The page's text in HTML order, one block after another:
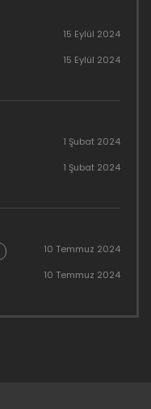
15 Eylül 2024
15 Eylül 2024
1 Şubat 2024
1 Şubat 2024
10 Temmuz 2024
10 Temmuz 2024